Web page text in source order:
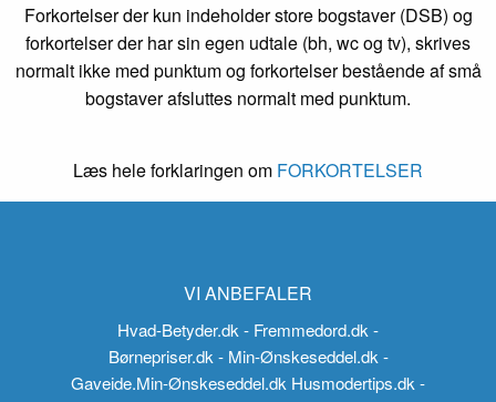
Forkortelser der kun indeholder store bogstaver (DSB) og
forkortelser der har sin egen udtale (bh, wc og tv), skrives
normalt ikke med punktum og forkortelser bestående af små
bogstaver afsluttes normalt med punktum.
Læs hele forklaringen om FORKORTELSER
VI ANBEFALER
Hvad-Betyder.dk - Fremmedord.dk -
Børnepriser.dk - Min-Ønskeseddel.dk -
Gaveide.Min-Ønskeseddel.dk Husmodertips.dk -